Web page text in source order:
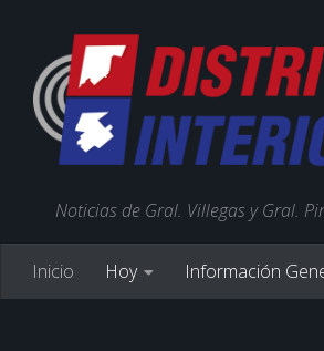
Noticias de Gral. Villegas y Gral.
Inicio Hoy Información